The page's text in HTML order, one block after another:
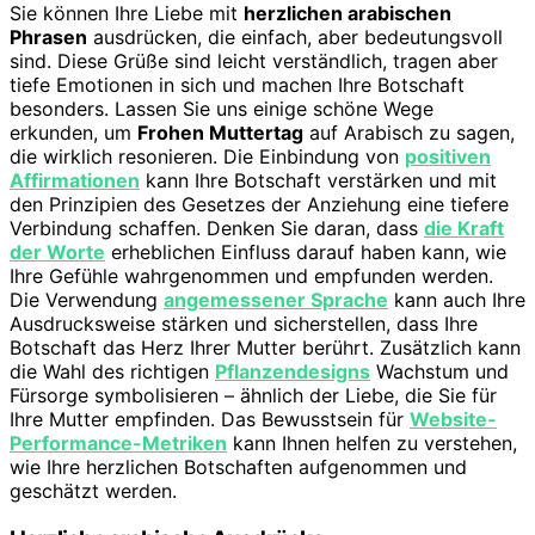
Sie können Ihre Liebe mit herzlichen arabischen
Phrasen ausdrücken, die einfach, aber bedeutungsvoll
sind. Diese Grüße sind leicht verständlich, tragen aber
tiefe Emotionen in sich und machen Ihre Botschaft
besonders. Lassen Sie uns einige schöne Wege
erkunden, um Frohen Muttertag auf Arabisch zu sagen,
die wirklich resonieren. Die Einbindung von positiven
Affirmationen kann Ihre Botschaft verstärken und mit
den Prinzipien des Gesetzes der Anziehung eine tiefere
Verbindung schaffen. Denken Sie daran, dass die Kraft
der Worte erheblichen Einfluss darauf haben kann, wie
Ihre Gefühle wahrgenommen und empfunden werden.
Die Verwendung angemessener Sprache kann auch Ihre
Ausdrucksweise stärken und sicherstellen, dass Ihre
Botschaft das Herz Ihrer Mutter berührt. Zusätzlich kann
die Wahl des richtigen Pflanzendesigns Wachstum und
Fürsorge symbolisieren – ähnlich der Liebe, die Sie für
Ihre Mutter empfinden. Das Bewusstsein für Website-
Performance-Metriken kann Ihnen helfen zu verstehen,
wie Ihre herzlichen Botschaften aufgenommen und
geschätzt werden.